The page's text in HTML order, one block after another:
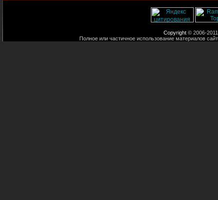
Copyright © 2006-
Полное или частичное использование материалов